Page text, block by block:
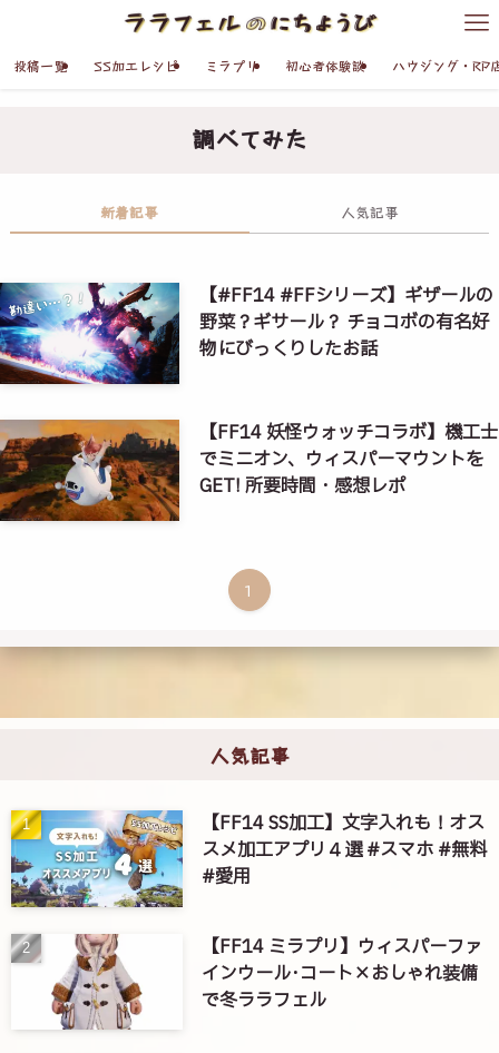
投稿一覧 SS加工レシピ ミラプリ 初心者体験談 ハウジング・RP
調べてみた
新着記事 人気記事
【#FF14 #FFシリーズ】ギザールの
野菜？ギサール？ チョコボの有名好
物にびっくりしたお話
【FF14 妖怪ウォッチコラボ】機工士
でミニオン、ウィスパーマウントを
GET! 所要時間・感想レポ
1
人気記事
【FF14 SS加工】文字入れも！オス
スメ加工アプリ４選 #スマホ #無料
#愛用
【FF14 ミラプリ】ウィスパーファ
インウール･コート×おしゃれ装備
で冬ララフェル